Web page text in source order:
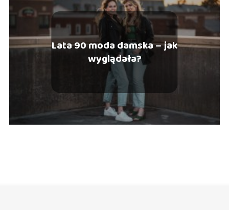
Lata 90 moda damska – jak
wyglądała?